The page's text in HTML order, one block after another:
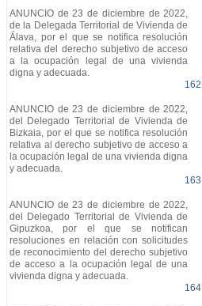
ANUNCIO de 23 de diciembre de 2022,
de la Delegada Territorial de Vivienda de
Álava, por el que se notifica resolución
relativa del derecho subjetivo de acceso
a la ocupación legal de una vivienda
digna y adecuada.
162
ANUNCIO de 23 de diciembre de 2022,
del Delegado Territorial de Vivienda de
Bizkaia, por el que se notifica resolución
relativa al derecho subjetivo de acceso a
la ocupación legal de una vivienda digna
y adecuada.
163
ANUNCIO de 23 de diciembre de 2022,
del Delegado Territorial de Vivienda de
Gipuzkoa, por el que se notifican
resoluciones en relación con solicitudes
de reconocimiento del derecho subjetivo
de acceso a la ocupación legal de una
vivienda digna y adecuada.
164